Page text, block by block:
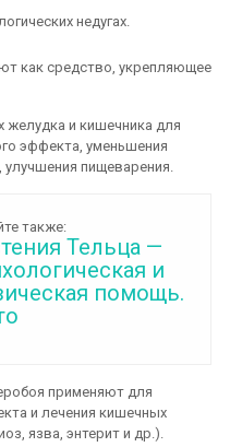
недугах.
как средство, укрепляющее
желудка и кишечника для
эффекта, уменьшения
пищеварения.
также:
Тельца —
и
помощь.
применяют для
и лечения кишечных
язва, энтерит и др.).